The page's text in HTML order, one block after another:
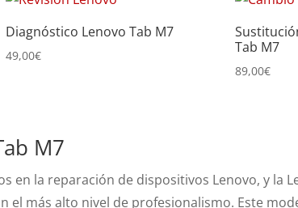
Diagnóstico Lenovo Tab M7
49,00€
Tab M7
89,00€
M7
en la reparación de dispositivos Lenovo, y la
el más alto nivel de profesionalismo. Este